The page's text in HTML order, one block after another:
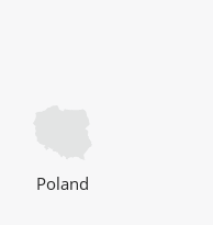
Poland